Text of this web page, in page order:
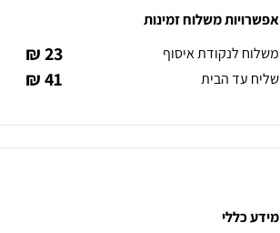
אפשרויות משלוח זמינות
משלוח לנקודת איסוף
23 ₪
שליח עד הבית 41 ₪
מידע כללי